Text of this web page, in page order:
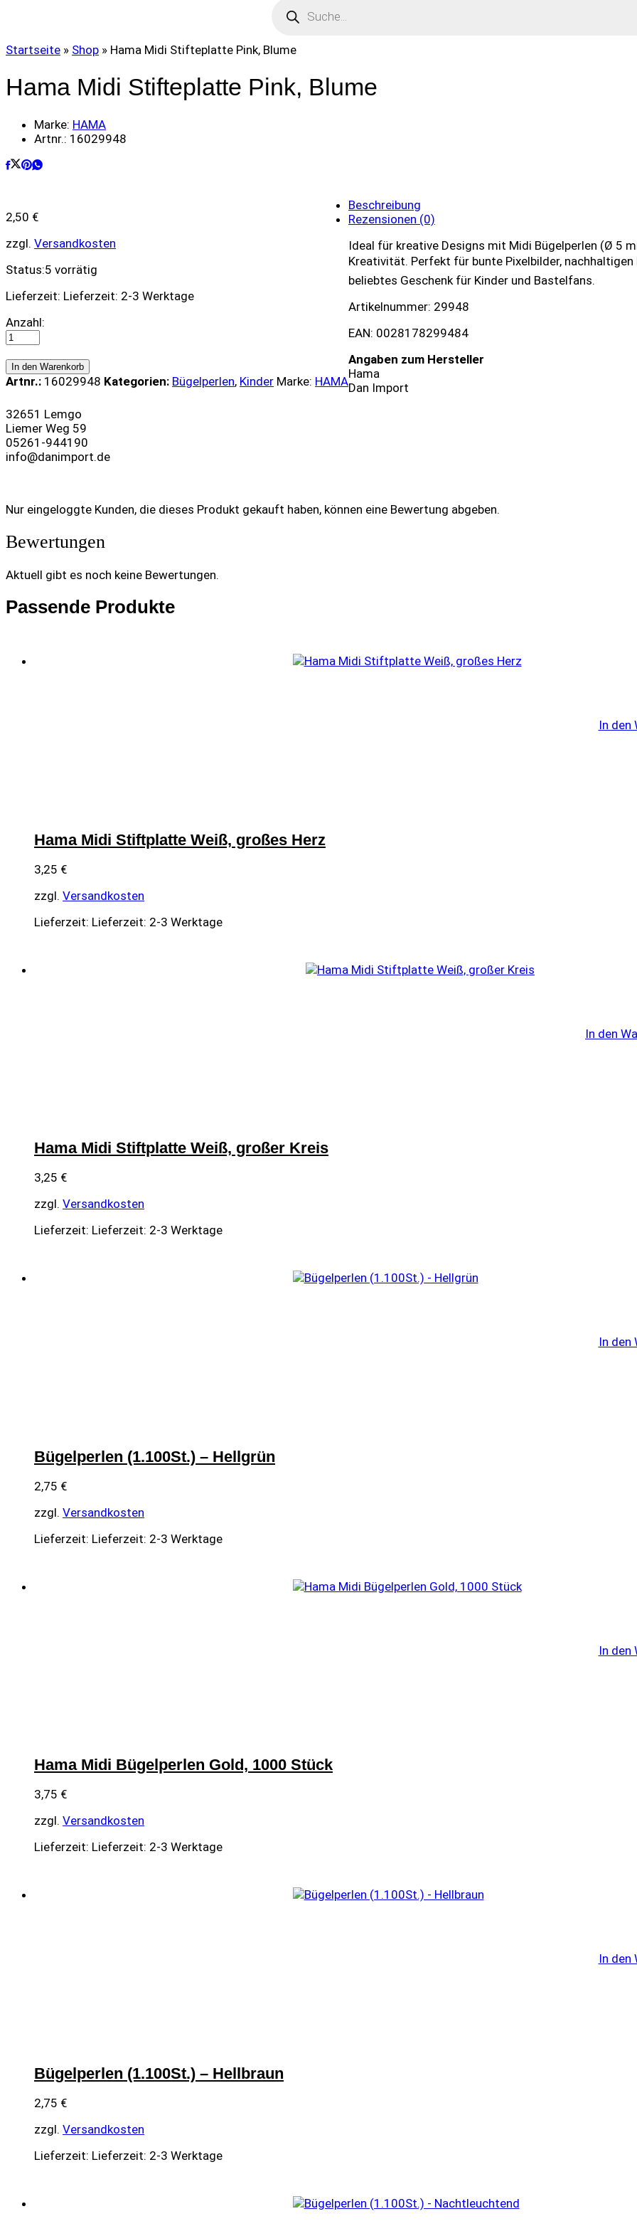
search
Startseite » Shop » Hama Midi Stifteplatte Pink, Blume
Hama Midi Stifteplatte Pink, Blume
Marke: HAMA
Artnr.: 16029948
2,50 €
zzgl. Versandkosten
Status:5 vorrätig
Lieferzeit: Lieferzeit: 2-3 Werktage
Hama
Midi
Stifteplatte
Pink,
Blume
Anzahl:
In den Warenkorb
Artnr.: 16029948 Kategorien: Bügelperlen, Kinder Marke: HAMA
Beschreibung
Rezensionen (0)
Ideal für kreative Designs mit Midi Bügelperlen (Ø 5
Kreativität. Perfekt für bunte Pixelbilder,
beliebtes Geschenk für Kinder und Bastelfans.
Artikelnummer: 29948
EAN: 0028178299484
Angaben zum Hersteller
Hama
Dan Import
32651 Lemgo
Liemer Weg 59
05261-944190
info@danimport.de
Nur eingeloggte Kunden, die dieses Produkt gekauft haben, können eine Bewertung abgeben.
Bewertungen
Aktuell gibt es noch keine Bewertungen.
Passende Produkte
In den
Hama Midi Stiftplatte Weiß, großes Herz
3,25 €
zzgl. Versandkosten
Lieferzeit: Lieferzeit: 2-3 Werktage
In den
Hama Midi Stiftplatte Weiß, großer Kreis
3,25 €
zzgl. Versandkosten
Lieferzeit: Lieferzeit: 2-3 Werktage
In den
Bügelperlen (1.100St.) – Hellgrün
2,75 €
zzgl. Versandkosten
Lieferzeit: Lieferzeit: 2-3 Werktage
In den
Hama Midi Bügelperlen Gold, 1000 Stück
3,75 €
zzgl. Versandkosten
Lieferzeit: Lieferzeit: 2-3 Werktage
In den
Bügelperlen (1.100St.) – Hellbraun
2,75 €
zzgl. Versandkosten
Lieferzeit: Lieferzeit: 2-3 Werktage